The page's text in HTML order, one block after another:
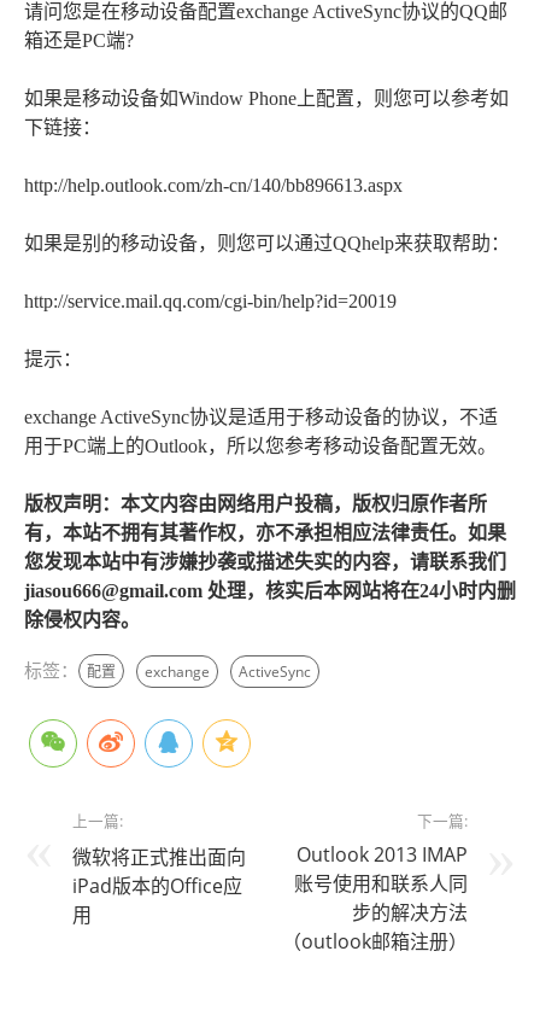
请问您是在移动设备配置exchange ActiveSync协议的QQ邮
箱还是PC端?
如果是移动设备如Window Phone上配置，则您可以参考如
下链接：
http://help.outlook.com/zh-cn/140/bb896613.aspx
如果是别的移动设备，则您可以通过QQhelp来获取帮助：
http://service.mail.qq.com/cgi-bin/help?id=20019
提示：
exchange ActiveSync协议是适用于移动设备的协议，不适
用于PC端上的Outlook，所以您参考移动设备配置无效。
版权声明：本文内容由网络用户投稿，版权归原作者所
有，本站不拥有其著作权，亦不承担相应法律责任。如果
您发现本站中有涉嫌抄袭或描述失实的内容，请联系我们
jiasou666@gmail.com 处理，核实后本网站将在24小时内删
除侵权内容。
标签： 配置 exchange ActiveSync
上一篇:
微软将正式推出面向
iPad版本的Office应
用
下一篇:
Outlook 2013 IMAP
账号使用和联系人同
步的解决方法
（outlook邮箱注册）